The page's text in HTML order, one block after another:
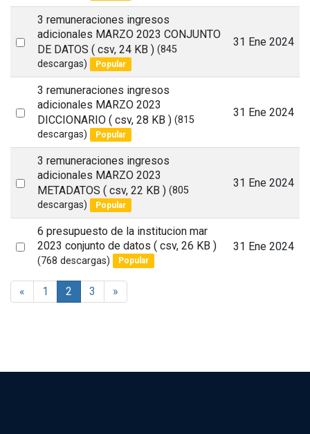
item
l
t
Select
item
3 remuneraciones ingresos
adicionales MARZO 2023 CONJUNTO
DE DATOS ( csv, 24 KB ) (845
descargas)
Popular
31 Ene 2024
Select
item
3 remuneraciones ingresos
adicionales MARZO 2023
DICCIONARIO ( csv, 28 KB ) (815
descargas)
Popular
31 Ene 2024
Select
item
3 remuneraciones ingresos
adicionales MARZO 2023
METADATOS ( csv, 22 KB ) (805
descargas)
Popular
31 Ene 2024
Select
item
6 presupuesto de la institucion mar
2023 conjunto de datos ( csv, 26 KB )
(768 descargas) Popular
31 Ene 2024
« 1 2 3 »